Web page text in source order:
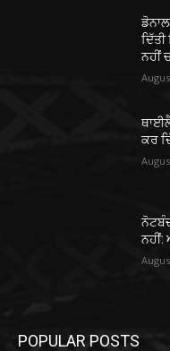
ਨਹੀਂ
ਕਰ
POPULAR POSTS